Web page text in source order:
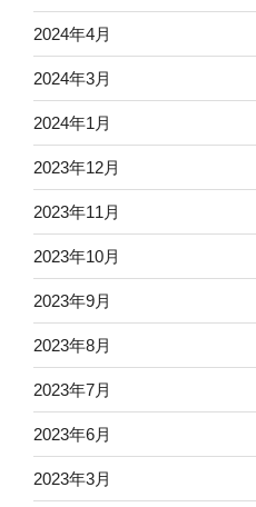
2024年4月
2024年3月
2024年1月
2023年12月
2023年11月
2023年10月
2023年9月
2023年8月
2023年7月
2023年6月
2023年3月